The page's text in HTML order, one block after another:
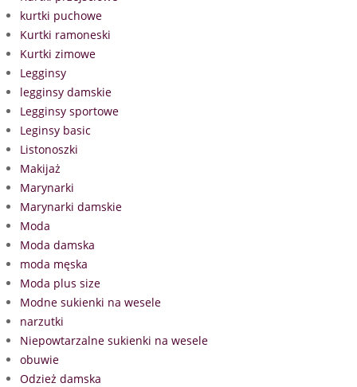
kurtki puchowe
Kurtki ramoneski
Kurtki zimowe
Legginsy
legginsy damskie
Legginsy sportowe
Leginsy basic
Listonoszki
Makijaż
Marynarki
Marynarki damskie
Moda
Moda damska
moda męska
Moda plus size
Modne sukienki na wesele
narzutki
Niepowtarzalne sukienki na wesele
obuwie
Odzież damska